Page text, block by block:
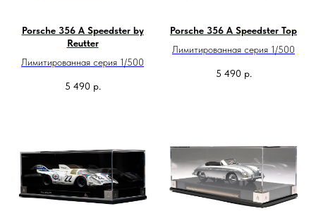
Porsche 356 A Speedster by
Reutter
Лимитированная серия 1/500
5 490 р.
Porsche 356 A Speedster Top
Лимитированная серия 1/500
5 490 р.